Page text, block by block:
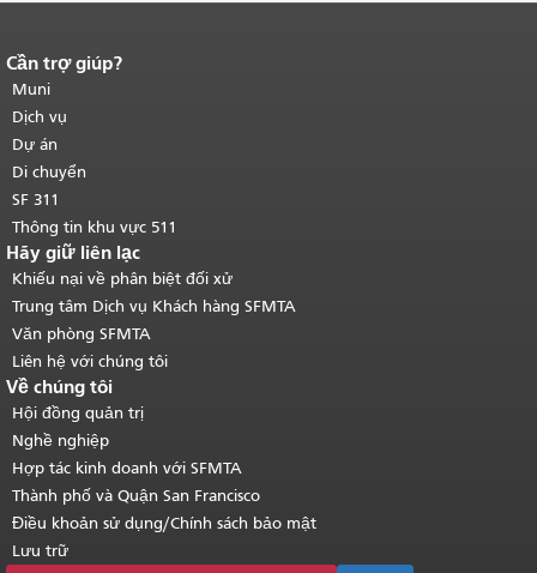
Kết thúc nội dung trang.
của trang này được lặp lại trên mọi
trang.Quay lại đầu trang nội dung
chính.
Cần trợ giúp?
Muni
Dịch vụ
Dự án
Di chuyển
SF 311
Thông tin khu vực 511
Hãy giữ liên lạc
Khiếu nại về phân biệt đối xử
Trung tâm Dịch vụ Khách hàng SFMTA
Văn phòng SFMTA
Liên hệ với chúng tôi
Về chúng tôi
Hội đồng quản trị
Nghề nghiệp
Hợp tác kinh doanh với SFMTA
Thành phố và Quận San Francisco
Điều khoản sử dụng/Chính sách bảo mật
Lưu trữ